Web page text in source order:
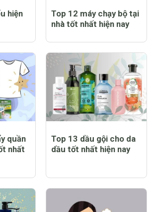
hiện
Top 12 máy chạy bộ tại
nhà tốt nhất hiện nay
quần
nhất
Top 13 dầu gội cho da
dầu tốt nhất hiện nay